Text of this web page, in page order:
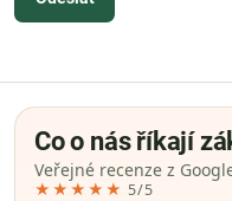
Co o nás říkají
Veřejné recenze z
★★★★★ 5/5